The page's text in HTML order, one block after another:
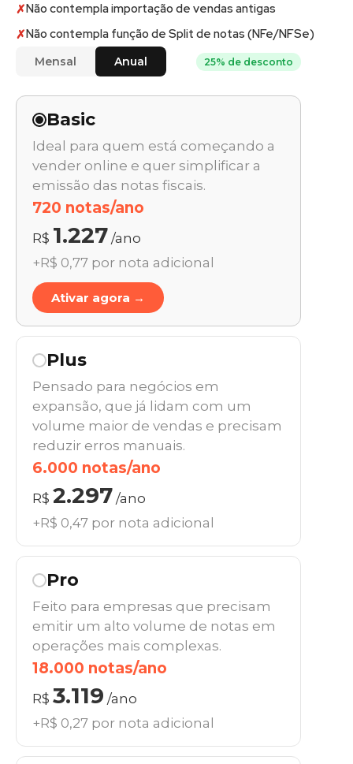
✗Não contempla importação de vendas antigas
✗Não contempla função de Split de notas (NFe/NFSe)
Mensal Anual 25% de desconto
Basic
Ideal para quem está começando a
vender online e quer simplificar a
emissão das notas fiscais.
720 notas/ano
R$ 1.227 /ano
+R$ 0,77 por nota adicional
Ativar agora →
Plus
Pensado para negócios em
expansão, que já lidam com um
volume maior de vendas e precisam
reduzir erros manuais.
6.000 notas/ano
R$ 2.297 /ano
+R$ 0,47 por nota adicional
Pro
Feito para empresas que precisam
emitir um alto volume de notas em
operações mais complexas.
18.000 notas/ano
R$ 3.119 /ano
+R$ 0,27 por nota adicional